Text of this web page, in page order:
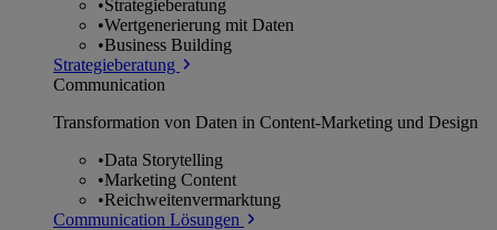
•Strategieberatung
•Wertgenerierung mit Daten
•Business Building
Strategieberatung
Communication
Transformation von Daten in Content-Marketing und Design
•Data Storytelling
•Marketing Content
•Reichweitenvermarktung
Communication Lösungen